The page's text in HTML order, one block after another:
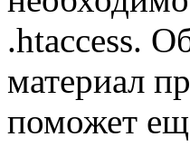
.htaccess.
материал
поможет